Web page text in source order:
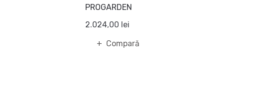
PROGARDEN
2.024,00 lei
Compară